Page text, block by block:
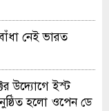
নেই ভারত
উদ্যোগে ইস্ট
হলো ওপেন ডে